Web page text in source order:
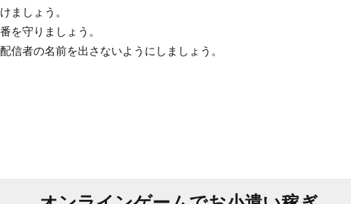
ましょう。
を守りましょう。
信者の名前を出さないようにしましょう。